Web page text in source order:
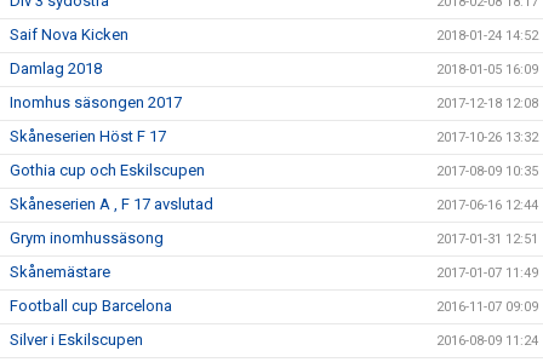
Saif Nova Kicken 2018-01-24 14:52
Damlag 2018 2018-01-05 16:09
Inomhus säsongen 2017 2017-12-18 12:08
Skåneserien Höst F 17 2017-10-26 13:32
Gothia cup och Eskilscupen 2017-08-09 10:35
Skåneserien A , F 17 avslutad 2017-06-16 12:44
Grym inomhussäsong 2017-01-31 12:51
Skånemästare 2017-01-07 11:49
Football cup Barcelona 2016-11-07 09:09
Silver i Eskilscupen 2016-08-09 11:24